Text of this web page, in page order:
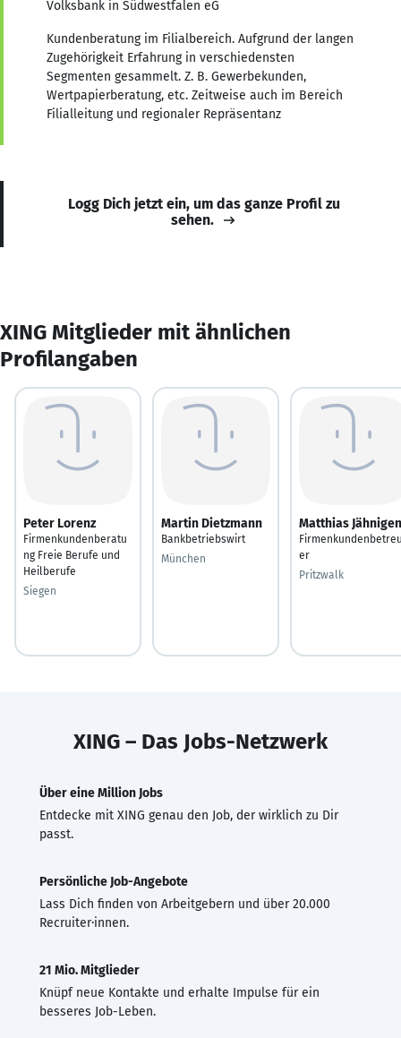
Volksbank in Südwestfalen eG
Kundenberatung im Filialbereich. Aufgrund der langen
Zugehörigkeit Erfahrung in verschiedensten
Segmenten gesammelt. Z. B. Gewerbekunden,
Wertpapierberatung, etc. Zeitweise auch im Bereich
Filialleitung und regionaler Repräsentanz
Logg Dich jetzt ein, um das ganze Profil zu
sehen.
XING Mitglieder mit ähnlichen
Profilangaben
Peter Lorenz
Firmenkundenberatu
ng Freie Berufe und
Heilberufe
Siegen
Martin Dietzmann
Bankbetriebswirt
München
Matthias Jähnigen
er
Pritzwalk
XING – Das Jobs-Netzwerk
Über eine Million Jobs
Entdecke mit XING genau den Job, der wirklich zu Dir
passt.
Persönliche Job-Angebote
Lass Dich finden von Arbeitgebern und über 20.000
Recruiter·innen.
21 Mio. Mitglieder
Knüpf neue Kontakte und erhalte Impulse für ein
besseres Job-Leben.